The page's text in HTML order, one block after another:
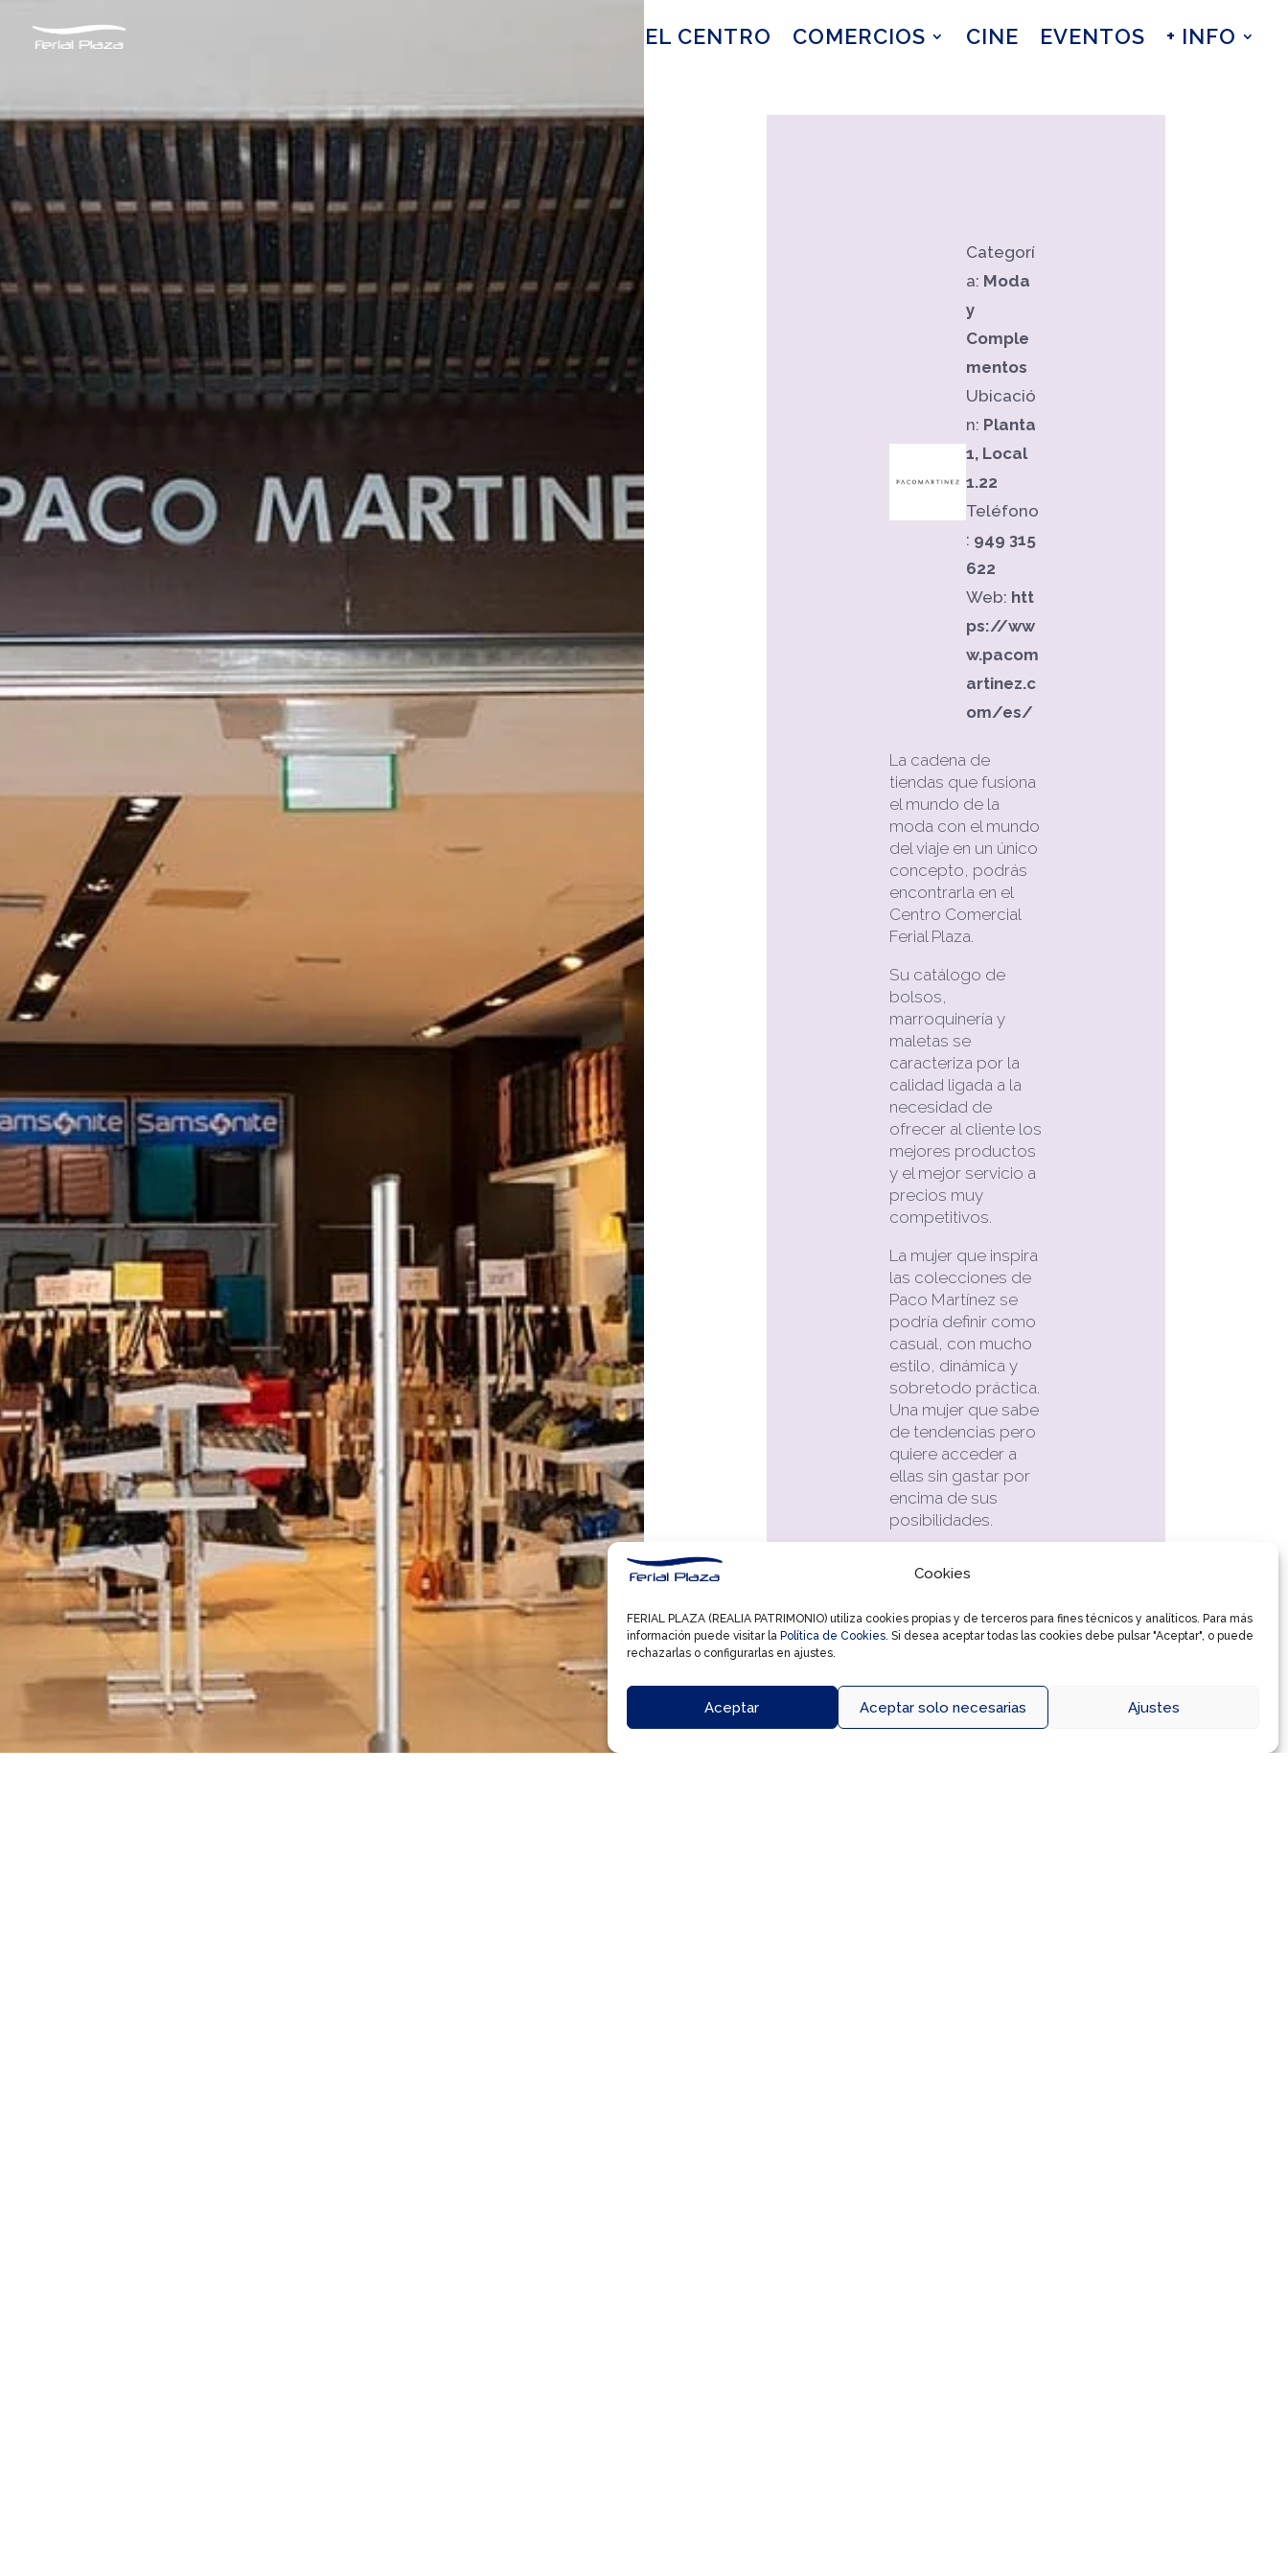
Cookies
FERIAL PLAZA (REALIA PATRIMONIO) utiliza cookies propias y de terceros para fines técnicos y analíticos. Para más
información puede visitar la Política de Cookies. Si desea aceptar todas las cookies debe pulsar "Aceptar", o puede
rechazarlas o configurarlas en ajustes.
Aceptar Aceptar solo necesarias Ajustes
EL CENTRO COMERCIOS CINE EVENTOS + INFO
Categorí
a: Moda
y
Comple
mentos
Ubicació
n: Planta
1, Local
1.22
Teléfono
: 949 315
622
Web: htt
ps://ww
w.pacom
artinez.c
om/es/
La cadena de
tiendas que fusiona
el mundo de la
moda con el mundo
del viaje en un único
concepto, podrás
encontrarla en el
Centro Comercial
Ferial Plaza.
Su catálogo de
bolsos,
marroquinería y
maletas se
caracteriza por la
calidad ligada a la
necesidad de
ofrecer al cliente los
mejores productos
y el mejor servicio a
precios muy
competitivos.
La mujer que inspira
las colecciones de
Paco Martínez se
podría definir como
casual, con mucho
estilo, dinámica y
sobretodo práctica.
Una mujer que sabe
de tendencias pero
quiere acceder a
ellas sin gastar por
encima de sus
posibilidades.
tu mejor
viniendo al Centro
Comercial Ferial